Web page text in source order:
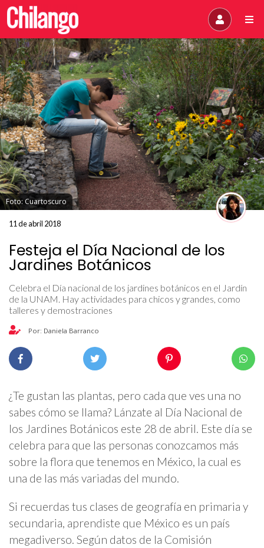
Foto: Cuartoscuro
11 de abril 2018
Festeja el Día Nacional de los
Jardines Botánicos
Celebra el Día nacional de los jardines botánicos en el Jardín
de la UNAM. Hay actividades para chicos y grandes, como
talleres y demostraciones
Por: Daniela Barranco
¿Te gustan las plantas, pero cada que ves una no
sabes cómo se llama? Lánzate al Día Nacional de
los Jardines Botánicos este 28 de abril. Este día se
celebra para que las personas conozcamos más
sobre la flora que tenemos en México, la cual es
una de las más variadas del mundo.
Si recuerdas tus clases de geografía en primaria y
secundaria, aprendiste que México es un país
megadiverso. Según datos de la Comisión